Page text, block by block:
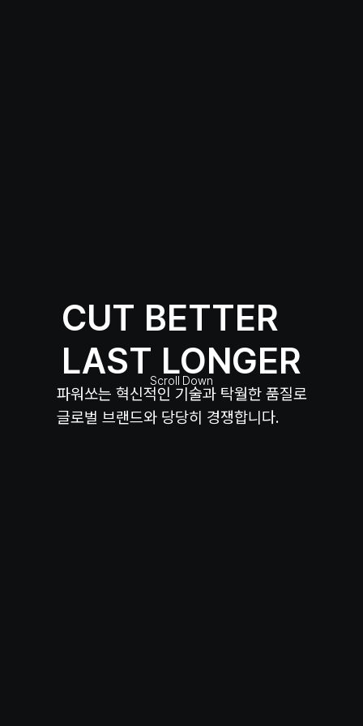
CUT BETTER
LAST LONGER
파워쏘는 혁신적인 기술과 탁월한 품질로
글로벌 브랜드와 당당히 경쟁합니다.
Scroll Down